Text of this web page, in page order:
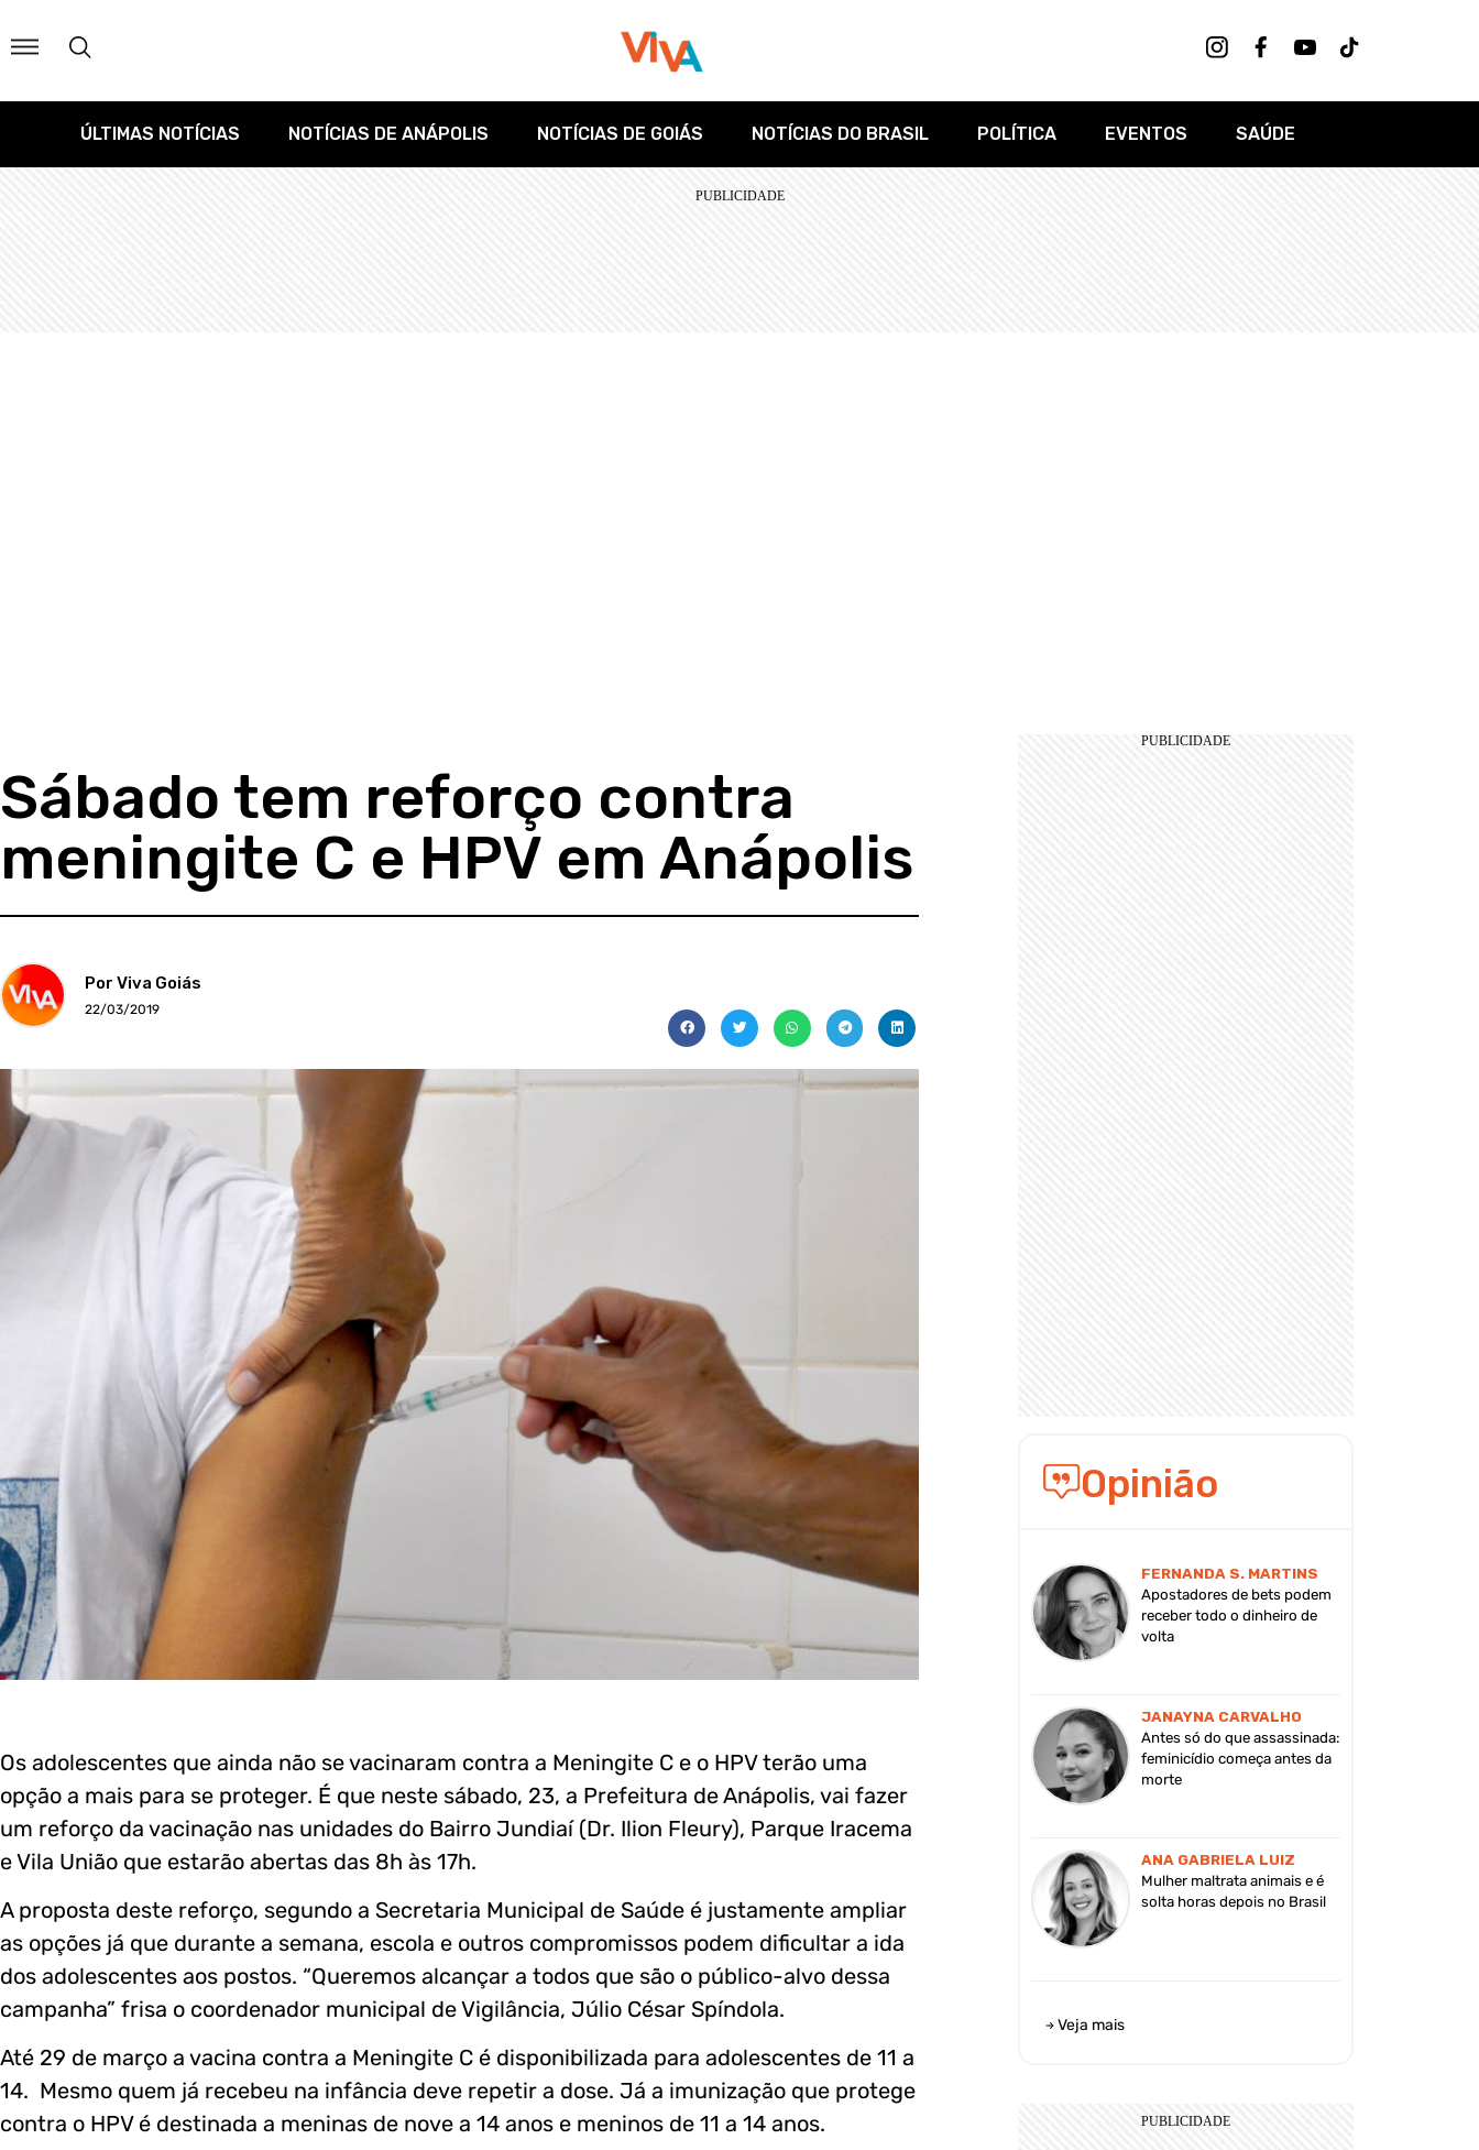
ÚLTIMAS NOTÍCIAS NOTÍCIAS DE ANÁPOLIS NOTÍCIAS DE GOIÁS NOTÍCIAS DO BRASIL POLÍTICA EVENTOS SAÚDE
Sábado tem reforço contra
meningite C e HPV em Anápolis
Por Viva Goiás
22/03/2019
Os adolescentes que ainda não se vacinaram contra a Meningite C e o HPV terão uma
opção a mais para se proteger. É que neste sábado, 23, a Prefeitura de Anápolis, vai fazer
um reforço da vacinação nas unidades do Bairro Jundiaí (Dr. Ilion Fleury), Parque Iracema
e Vila União que estarão abertas das 8h às 17h.
A proposta deste reforço, segundo a Secretaria Municipal de Saúde é justamente ampliar
as opções já que durante a semana, escola e outros compromissos podem dificultar a ida
dos adolescentes aos postos. “Queremos alcançar a todos que são o público-alvo dessa
campanha” frisa o coordenador municipal de Vigilância, Júlio César Spíndola.
Até 29 de março a vacina contra a Meningite C é disponibilizada para adolescentes de 11 a
14. Mesmo quem já recebeu na infância deve repetir a dose. Já a imunização que protege
contra o HPV é destinada a meninas de nove a 14 anos e meninos de 11 a 14 anos.
Opinião
FERNANDA S. MARTINS
Apostadores de bets podem
receber todo o dinheiro de
volta
JANAYNA CARVALHO
Antes só do que assassinada:
feminicídio começa antes da
morte
ANA GABRIELA LUIZ
Mulher maltrata animais e é
solta horas depois no Brasil
Veja mais